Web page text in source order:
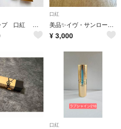
YSL リップ 口紅 キャンディグレーズ 2
口紅
美品✨イヴ・サンローラン ラブヌード リップスティック 44 ピンク系 ブルーベース 2,3回程度の使用
¥ 3,000
口紅